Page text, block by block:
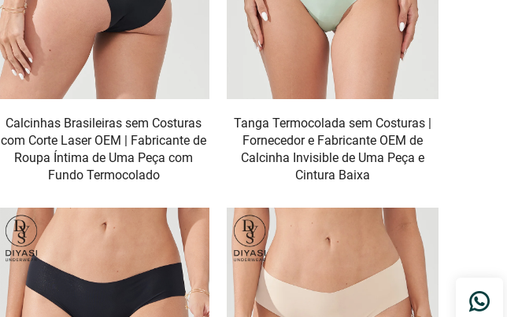
Calcinhas Brasileiras sem Costuras
com Corte Laser OEM | Fabricante de
Roupa Íntima de Uma Peça com
Fundo Termocolado
Tanga Termocolada sem Costuras |
Fornecedor e Fabricante OEM de
Calcinha Invisible de Uma Peça e
Cintura Baixa